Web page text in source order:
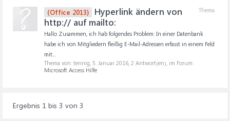
Thema
(Office 2013)
Hyperlink ändern von
http:// auf mailto:
Hallo Zusammen, ich hab folgendes Problem: In einer Datenbank
habe ich von Mitgliedern fleißig E-Mail-Adressen erfasst in einem Feld
mit...
Thema von: tennig, 5. Januar 2016, 2 Antwort(en), im Forum:
Microsoft Access Hilfe
Ergebnis 1 bis 3 von 3